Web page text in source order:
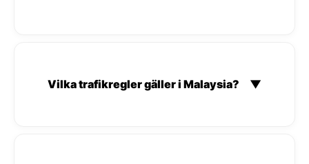
Vilka trafikregler gäller i Malaysia? ▼